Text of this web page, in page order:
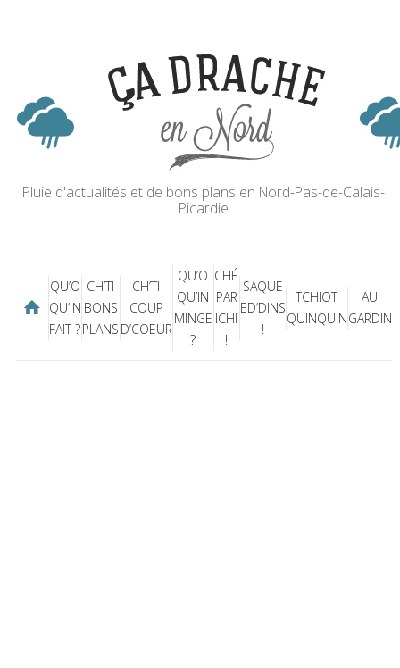
Pluie d'actualités et de bons plans en Nord-Pas-de-Calais-
Picardie
QU’O
QU’IN
FAIT ?
CH’TI
BONS
PLANS
CH’TI
COUP
D’COEUR
QU’O
QU’IN
MINGE
?
CHÉ
PAR
ICHI
!
SAQUE
ED’DINS
!
TCHIOT
QUINQUIN
AU
GARDIN